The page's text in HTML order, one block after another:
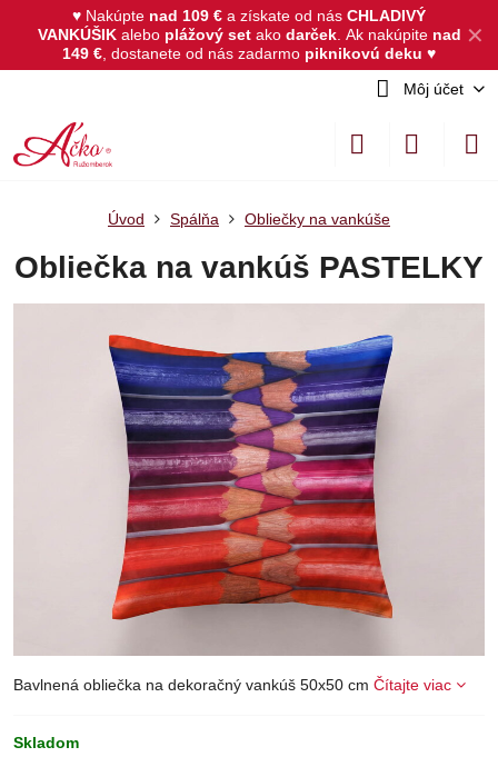
✕
♥ Nakúpte nad 109 € a získate od nás CHLADIVÝ
VANKÚŠIKalebo plážový set akodarček. Ak nakúpite nad
149 € , dostanete od nás zadarmo piknikovú deku ♥
Môj účet
Úvod Spálňa Obliečky na vankúše
Obliečka na vankúš PASTELKY
Bavlnená obliečka na dekoračný vankúš 50x50 cm Čítajte viac
Skladom